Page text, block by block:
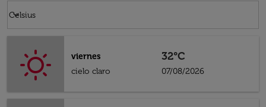
Celsius
keyboard_arrow_down
viernes
cielo claro
32°C
07/08/2026